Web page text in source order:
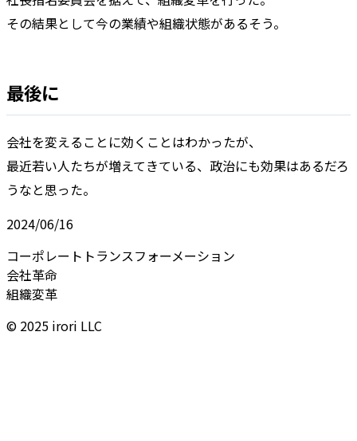
その結果として今の業績や組織状態があるそう。
最後に
会社を変えることに効くことはわかったが、
最近若い人たちが増えてきている、政治にも効果はあるだろ
うなと思った。
2024/06/16
コーポレートトランスフォーメーション
会社革命
組織変革
© 2025 irori LLC